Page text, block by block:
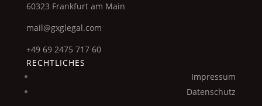
60323 Frankfurt am Main
mail@gxglegal.com
+49 69 2475 717 60
RECHTLICHES
Impressum
Datenschutz